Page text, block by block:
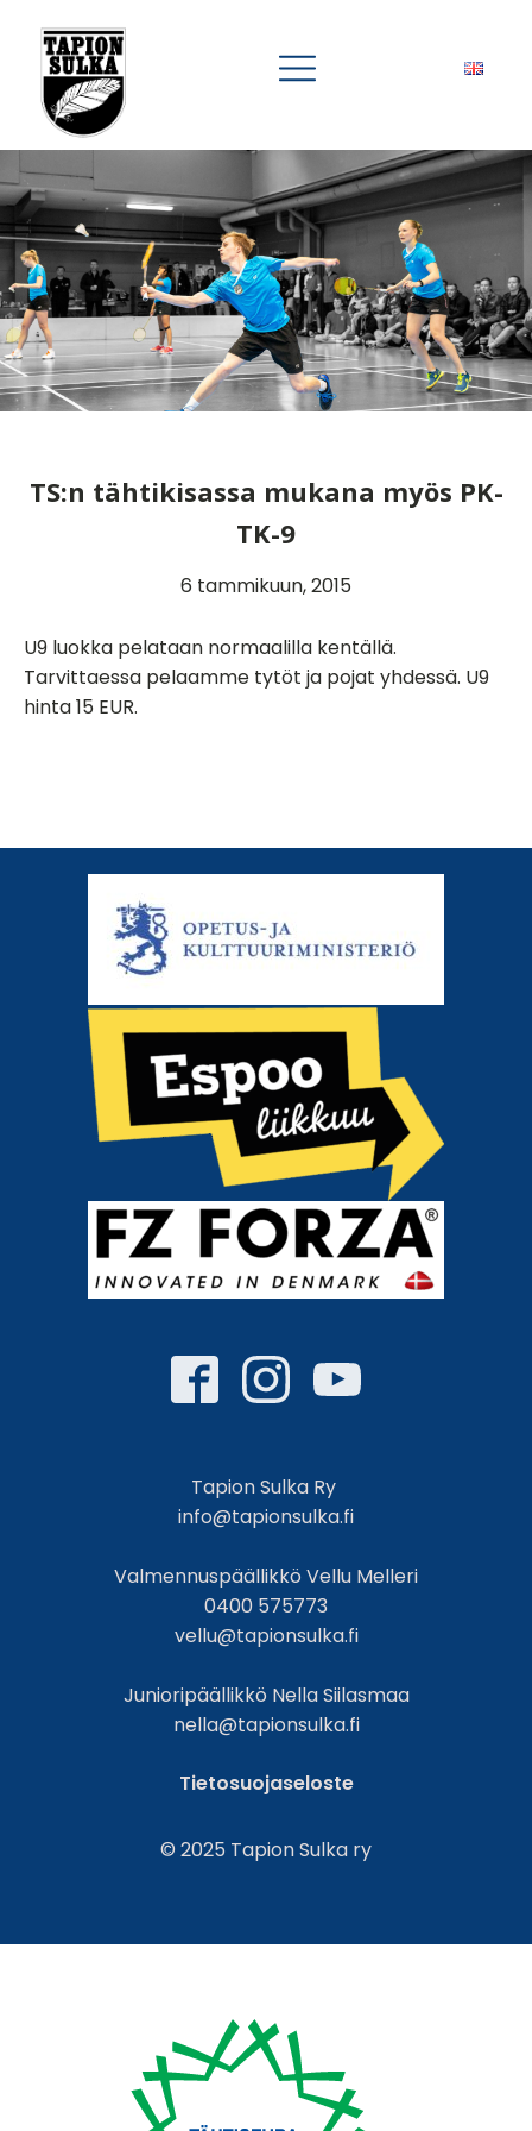
TS:n tähtikisassa mukana myös PK-
TK-9
6 tammikuun, 2015
U9 luokka pelataan normaalilla kentällä.
Tarvittaessa pelaamme tytöt ja pojat yhdessä. U9
hinta 15 EUR.
Tapion Sulka Ry
info@tapionsulka.fi
Valmennuspäällikkö Vellu Melleri
0400 575773
vellu@tapionsulka.fi
Junioripäällikkö Nella Siilasmaa
nella@tapionsulka.fi
Tietosuojaseloste
© 2025 Tapion Sulka ry